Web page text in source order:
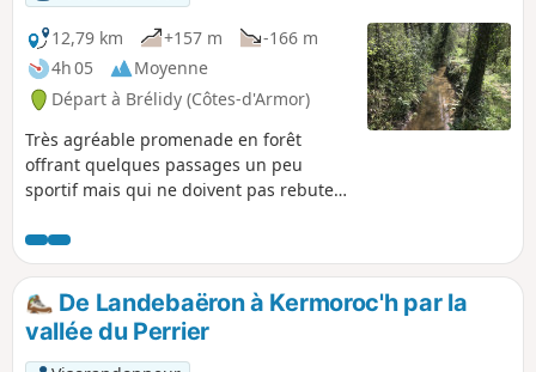
12,79 km
+157 m
-166 m
4h 05
Moyenne
Départ à Brélidy (Côtes-d'Armor)
Très agréable promenade en forêt
offrant quelques passages un peu
sportif mais qui ne doivent pas rebuter
jolies vues sur les rivières locales loin
du bruit de la ville. Elle se termine par
la vue panoramique offerte à partir de
l'oppidum.
De Landebaëron à Kermoroc'h par la
vallée du Perrier